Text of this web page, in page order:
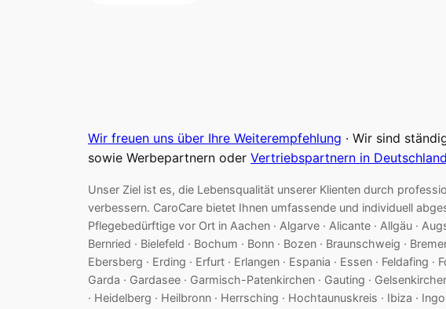
Wir freuen uns über Ihre Weiterempfehlung · Wir sind
sowie Werbepartnern oder Vertriebspartnern in Deutschland
Unser Ziel ist es, die Lebensqualität unserer Klienten durch
verbessern. CaroCare bietet Ihnen umfassende und individuell
Pflegebedürftige vor Ort in Aachen · Algarve · Alicante · Allgäu ·
Bernried · Bielefeld · Bochum · Bonn · Bozen · Braunschweig ·
Ebersberg · Erding · Erfurt · Erlangen · Espania · Essen · Feldafing
Garda · Gardasee · Garmisch-Patenkirchen · Gauting ·
· Heidelberg · Heilbronn · Herrsching · Hochtaunuskreis · Ibiza ·